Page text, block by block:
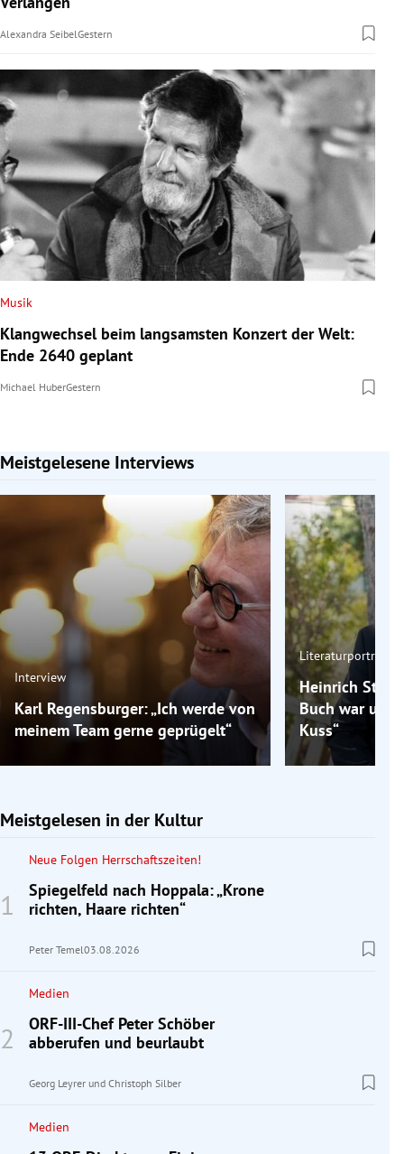
Alexandra SeibelGestern
Musik
Klangwechsel beim langsamsten Konzert der Welt:
Ende 2640 geplant
Michael HuberGestern
Meistgelesene Interviews
Slide 1 von 7
Interview
Karl Regensburger: „Ich werde von
meinem Team gerne geprügelt“
Literaturporträt
Heinrich
Buch war
Kuss“
Meistgelesen in der Kultur
Neue Folgen Herrschaftszeiten!
Spiegelfeld nach Hoppala: „Krone
richten, Haare richten“
Peter Temel03.08.2026
Medien
ORF-III-Chef Peter Schöber
abberufen und beurlaubt
Georg Leyrer und Christoph Silber
Medien